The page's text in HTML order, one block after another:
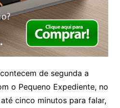
de segunda a
o Pequeno Expediente, no
cinco minutos para falar,